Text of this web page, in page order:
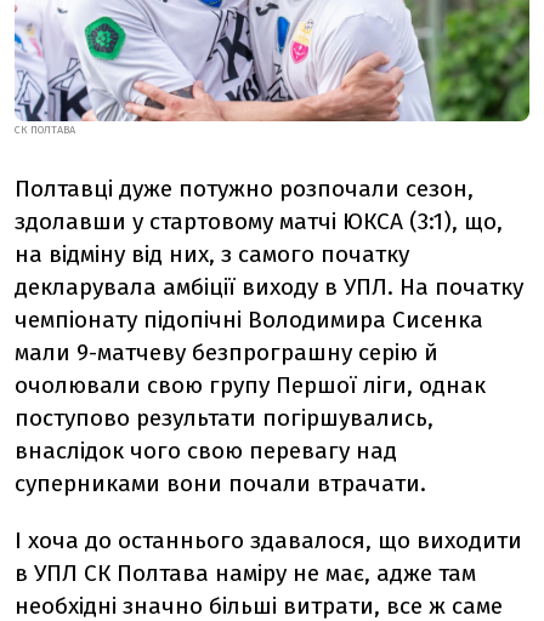
СК ПОЛТАВА
Полтавці дуже потужно розпочали сезон,
здолавши у стартовому матчі ЮКСА (3:1), що,
на відміну від них, з самого початку
декларувала амбіції виходу в УПЛ. На початку
чемпіонату підопічні Володимира Сисенка
мали 9-матчеву безпрограшну серію й
очолювали свою групу Першої ліги, однак
поступово результати погіршувались,
внаслідок чого свою перевагу над
суперниками вони почали втрачати.
І хоча до останнього здавалося, що виходити
в УПЛ СК Полтава наміру не має, адже там
необхідні значно більші витрати, все ж саме